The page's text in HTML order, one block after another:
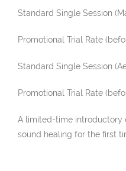
Standard Single Session
Promotional Trial Rate
Standard Single Session
Promotional Trial Rate
A limited-time introductory
sound healing for the first